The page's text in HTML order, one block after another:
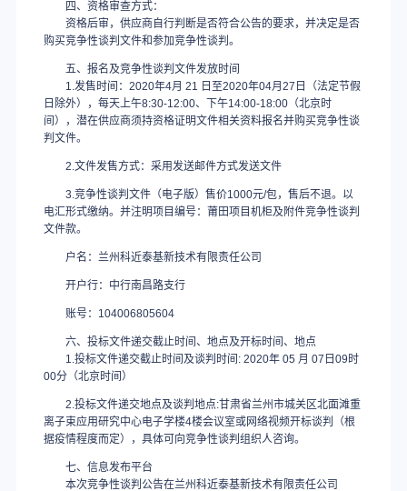
四、资格审查方式：
资格后审，供应商自行判断是否符合公告的要求，并决定是否
购买竞争性谈判文件和参加竞争性谈判。
五、报名及竞争性谈判文件发放时间
1.发售时间：2020年4月 21 日至2020年04月27日（法定节假
日除外），每天上午8:30-12:00、下午14:00-18:00（北京时
间），潜在供应商须持资格证明文件相关资料报名并购买竞争性谈
判文件。
2.文件发售方式：采用发送邮件方式发送文件
3.竞争性谈判文件（电子版）售价1000元/包，售后不退。以
电汇形式缴纳。并注明项目编号：莆田项目机柜及附件竞争性谈判
文件款。
户名：兰州科近泰基新技术有限责任公司
开户行：中行南昌路支行
账号：104006805604
六、投标文件递交截止时间、地点及开标时间、地点
1.投标文件递交截止时间及谈判时间: 2020年 05 月 07日09时
00分（北京时间）
2.投标文件递交地点及谈判地点:甘肃省兰州市城关区北面滩重
离子束应用研究中心电子学楼4楼会议室或网络视频开标谈判（根
据疫情程度而定），具体可向竞争性谈判组织人咨询。
七、信息发布平台
本次竞争性谈判公告在兰州科近泰基新技术有限责任公司